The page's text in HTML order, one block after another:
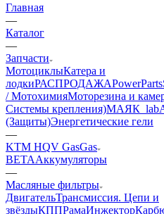
Главная
—
Каталог
—
Запчасти
МотоциклыКатера и
лодкиРАСПРОДАЖАPowerParts
/ МотохимияМоторезина и
Системы крепления)МАЯК_lab
(Защиты)Энергетические гели
—
KTM HQV GasGas
BETAАккумуляторы
—
Масляные фильтры
ДвигательТрансмиссия. Цепи и
звёздыКППРамаИнжектор